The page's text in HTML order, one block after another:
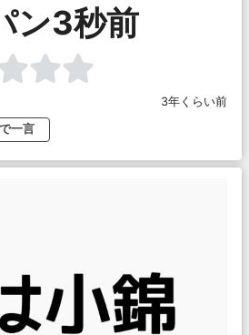
ン3秒前
3年くらい前
一言